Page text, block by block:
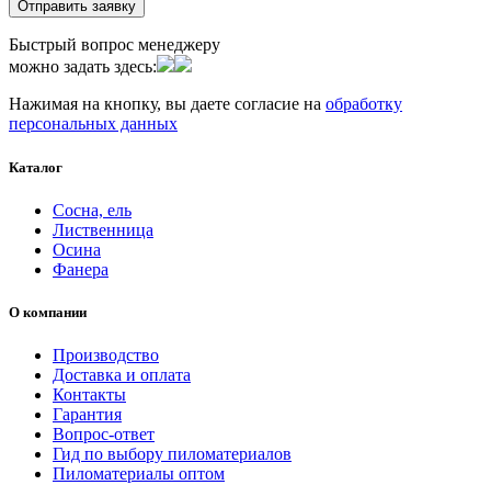
Быстрый вопрос менеджеру
можно задать здесь:
Нажимая на кнопку, вы даете согласие на обработку
персональных данных
Каталог
Сосна, ель
Лиственница
Осина
Фанера
О компании
Производство
Доставка и оплата
Контакты
Гарантия
Вопрос-ответ
Гид по выбору пиломатериалов
Пиломатериалы оптом